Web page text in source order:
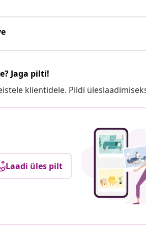
Jaga pilti!
klientidele. Pildi
Laadi üles pilt